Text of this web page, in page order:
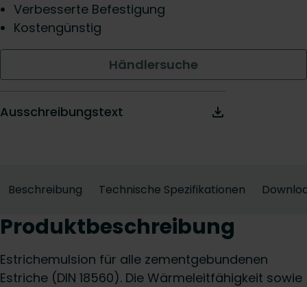
Verbesserte Befestigung
Kostengünstig
Händlersuche
Ausschreibungstext
Beschreibung Technische Spezifikationen
Produktbeschreibung
Estrichemulsion für alle zementgebundenen
Estriche (DIN 18560). Die Wärmeleitfähigkeit sowie